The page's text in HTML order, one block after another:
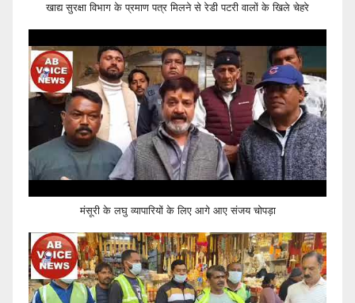
खाद्य सुरक्षा विभाग के प्रमाण पत्र मिलने से रेडी पटरी वालों के खिले चेहरे
मंसूरी के लघु व्यापारियों के लिए आगे आए संजय चोपड़ा